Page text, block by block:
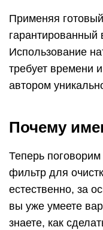
Применяя
гарантированный
Использование
требует времени
автором
Почему
Теперь поговорим
фильтр для
естественно, за
вы уже умеете
знаете, как